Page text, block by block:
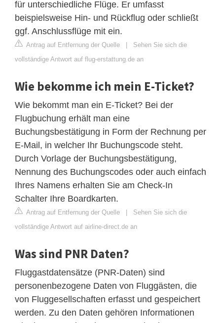
für unterschiedliche Flüge. Er umfasst
beispielsweise Hin- und Rückflug oder schließt
ggf. Anschlussflüge mit ein.
Antrag auf Entfernung der Quelle | Sehen Sie sich die
vollständige Antwort auf flug-erstattung.de an
Wie bekomme ich mein E-Ticket?
Wie bekommt man ein E-Ticket? Bei der
Flugbuchung erhält man eine
Buchungsbestätigung in Form der Rechnung per
E-Mail, in welcher Ihr Buchungscode steht.
Durch Vorlage der Buchungsbestätigung,
Nennung des Buchungscodes oder auch einfach
Ihres Namens erhalten Sie am Check-In
Schalter Ihre Boardkarten.
Antrag auf Entfernung der Quelle | Sehen Sie sich die
vollständige Antwort auf airline-direct.de an
Was sind PNR Daten?
Fluggastdatensätze (PNR-Daten) sind
personenbezogene Daten von Fluggästen, die
von Fluggesellschaften erfasst und gespeichert
werden. Zu den Daten gehören Informationen